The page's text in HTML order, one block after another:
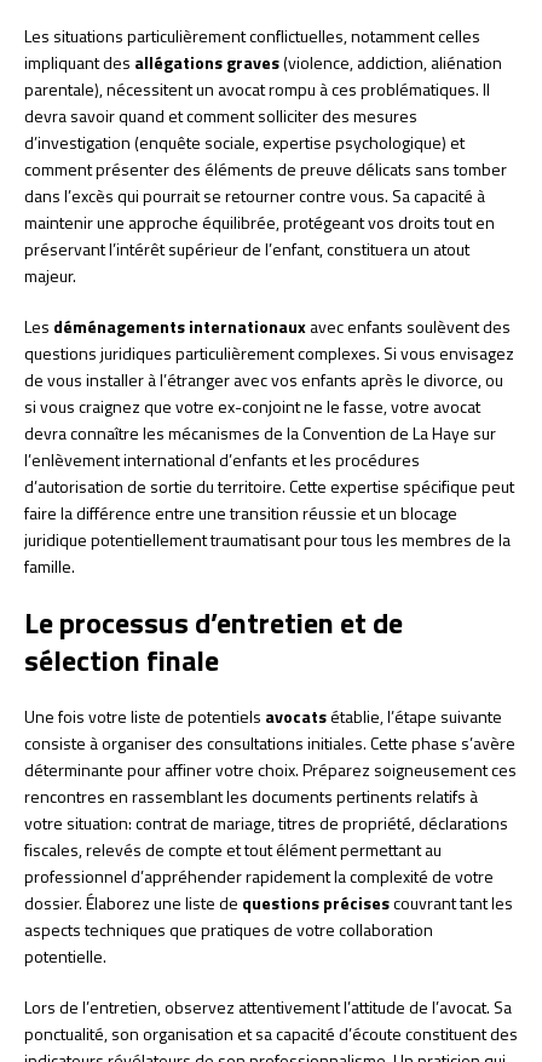
Les situations particulièrement conflictuelles, notamment celles
impliquant des allégations graves(violence, addiction, aliénation
parentale), nécessitent un avocat rompu à ces problématiques. Il
devra savoir quand et comment solliciter des mesures
d’investigation (enquête sociale, expertise psychologique) et
comment présenter des éléments de preuve délicats sans tomber
dans l’excès qui pourrait se retourner contre vous. Sa capacité à
maintenir une approche équilibrée, protégeant vos droits tout en
préservant l’intérêt supérieur de l’enfant, constituera un atout
majeur.
Les déménagements internationauxavec enfants soulèvent des
questions juridiques particulièrement complexes. Si vous envisagez
de vous installer à l’étranger avec vos enfants après le divorce, ou
si vous craignez que votre ex-conjoint ne le fasse, votre avocat
devra connaître les mécanismes de la Convention de La Haye sur
l’enlèvement international d’enfants et les procédures
d’autorisation de sortie du territoire. Cette expertise spécifique peut
faire la différence entre une transition réussie et un blocage
juridique potentiellement traumatisant pour tous les membres de la
famille.
Le processus d’entretien et de
sélection finale
Une fois votre liste de potentiels avocatsétablie, l’étape suivante
consiste à organiser des consultations initiales. Cette phase s’avère
déterminante pour affiner votre choix. Préparez soigneusement ces
rencontres en rassemblant les documents pertinents relatifs à
votre situation: contrat de mariage, titres de propriété, déclarations
fiscales, relevés de compte et tout élément permettant au
professionnel d’appréhender rapidement la complexité de votre
dossier. Élaborez une liste de questions précisescouvrant tant les
aspects techniques que pratiques de votre collaboration
potentielle.
Lors de l’entretien, observez attentivement l’attitude de l’avocat. Sa
ponctualité, son organisation et sa capacité d’écoute constituent des